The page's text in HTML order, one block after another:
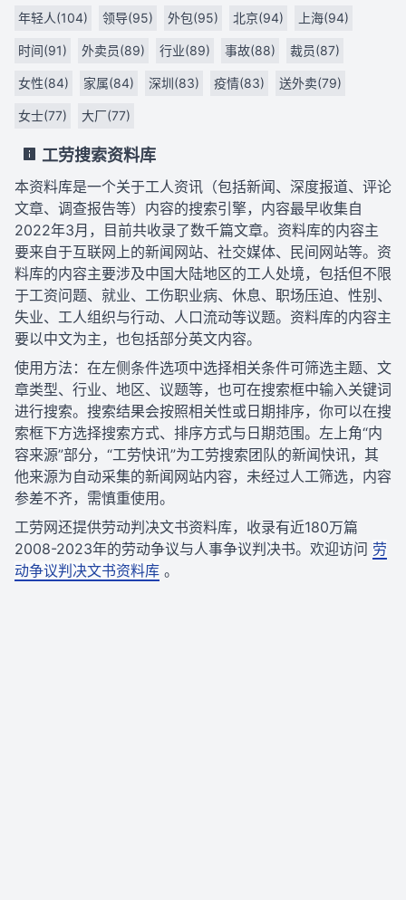
年轻人(104) 领导(95) 外包(95) 北京(94) 上海(94)
时间(91) 外卖员(89) 行业(89) 事故(88) 裁员(87)
女性(84) 家属(84) 深圳(83) 疫情(83) 送外卖(79)
女士(77) 大厂(77)
工劳搜索资料库
本资料库是一个关于工人资讯（包括新闻、深度报道、评论
文章、调查报告等）内容的搜索引擎，内容最早收集自
2022年3月，目前共收录了数千篇文章。资料库的内容主
要来自于互联网上的新闻网站、社交媒体、民间网站等。资
料库的内容主要涉及中国大陆地区的工人处境，包括但不限
于工资问题、就业、工伤职业病、休息、职场压迫、性别、
失业、工人组织与行动、人口流动等议题。资料库的内容主
要以中文为主，也包括部分英文内容。
使用方法：在左侧条件选项中选择相关条件可筛选主题、文
章类型、行业、地区、议题等，也可在搜索框中输入关键词
进行搜索。搜索结果会按照相关性或日期排序，你可以在搜
索框下方选择搜索方式、排序方式与日期范围。左上角“内
容来源”部分，“工劳快讯”为工劳搜索团队的新闻快讯，其
他来源为自动采集的新闻网站内容，未经过人工筛选，内容
参差不齐，需慎重使用。
工劳网还提供劳动判决文书资料库，收录有近180万篇
2008-2023年的劳动争议与人事争议判决书。欢迎访问 劳
动争议判决文书资料库 。